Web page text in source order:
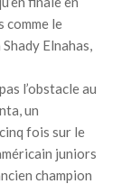
comme le
Elnahas,
l’obstacle au
un
fois sur le
juniors
champion